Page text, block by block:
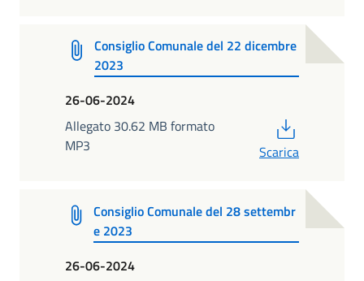
Consiglio Comunale del 22 dicembre
2023
26-06-2024
Allegato 30.62 MB formato
MP3
Scarica
Consiglio Comunale del 28 settembr
e 2023
26-06-2024